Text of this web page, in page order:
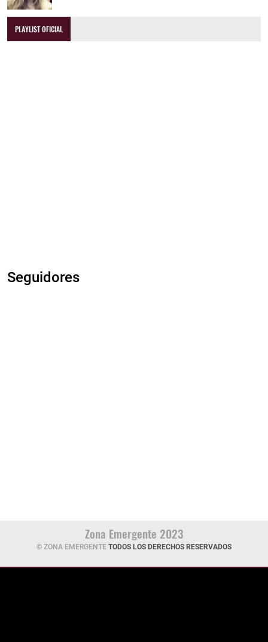
PLAYLIST OFICIAL
Seguidores
Zona Emergente 2023
© ZONA EMERGENTE TODOS LOS DERECHOS RESERVADOS